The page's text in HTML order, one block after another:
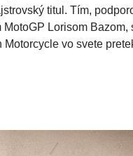
titul. Tím,
MotoGP Lorisom
vo svete